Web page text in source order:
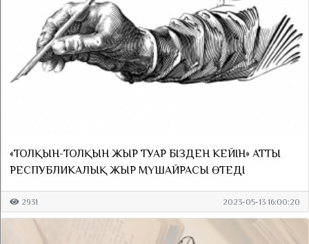
«ТОЛҚЫН-ТОЛҚЫН ЖЫР ТУАР БІЗДЕН КЕЙІН» АТТЫ
РЕСПУБЛИКАЛЫҚ ЖЫР МҮШАЙРАСЫ ӨТЕДІ
2931 2023-05-13 16:00:20